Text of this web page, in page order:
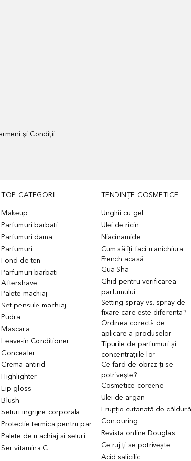
și Condiții
TOP CATEGORII
Makeup
Parfumuri barbati
Parfumuri dama
Parfumuri
Fond de ten
Parfumuri barbati -
Aftershave
Palete machiaj
Set pensule machiaj
Pudra
Mascara
Leave-in Conditioner
Concealer
Crema antirid
Highlighter
Lip gloss
Blush
Seturi ingrijire corporala
Protectie termica pentru par
Palete de machiaj si seturi
Ser vitamina C
TENDINȚE COSMETICE
Unghii cu gel
Ulei de ricin
Niacinamide
Cum să îți faci manichiura
French acasă
Gua Sha
Ghid pentru verificarea
parfumului
Setting spray vs. spray de
fixare care este diferenta?
Ordinea corectă de
aplicare a produselor
Tipurile de parfumuri și
concentrațiile lor
Ce fard de obraz ți se
potrivește?
Cosmetice coreene
Ulei de argan
Erupție cutanată de căldură
Contouring
Revista online Douglas
Ce ruj ți se potrivește
Acid salicilic